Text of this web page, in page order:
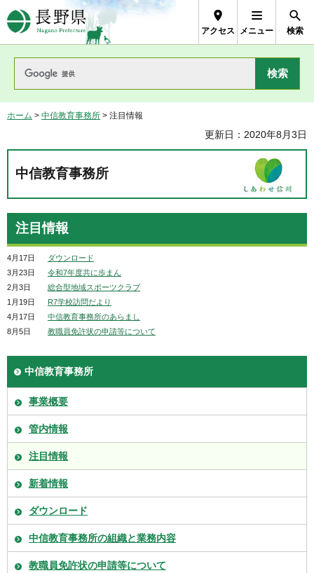
長野県Nagano Prefecture
アクセス メニュー 検索
ホーム > 中信教育事務所 > 注目情報
更新日：2020年8月3日
中信教育事務所
注目情報
4月17日
ダウンロード
3月23日
令和7年度共に歩まん
2月3日
総合型地域スポーツクラブ
1月19日
R7学校訪問だより
4月17日
中信教育事務所のあらまし
8月5日
教職員免許状の申請等について
中信教育事務所
事業概要
管内情報
注目情報
新着情報
ダウンロード
中信教育事務所の組織と業務内容
教職員免許状の申請等について